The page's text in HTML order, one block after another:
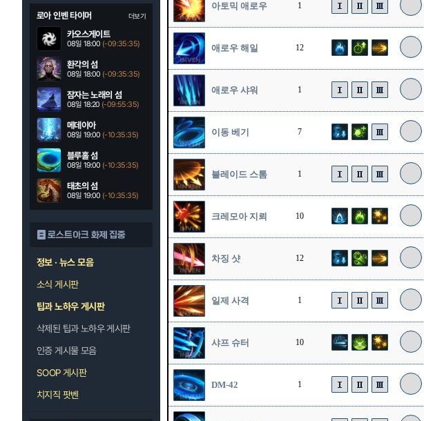
로아 인벤 타이머 더보기
카오스게이트
08일 18:00 (-09:35:34)
환각의 섬
08일 18:00 (-09:35:34)
잠자는 노래의 섬
08일 18:20 (-09:55:34)
메데이아
08일 19:00 (-10:35:34)
블루홀 섬
08일 19:00 (-10:35:34)
태초의 섬
08일 19:00 (-10:35:34)
로스트아크 화제 집중
정보 · 뉴스 모음
소식 게시판
팁과 노하우 게시판
삭제된 팁과 노하우 게시판
인증 게시물 모음
SOOP 게시판
치지직 팟벤
아토믹 애로우 1
애로우 해일 12
애로우 샤워 1
이동 베기 7
블레이드 스톰 1
크레모아 지뢰 10
차징 샷 12
일제 사격 1
샤프 슈터 10
DM-42 1